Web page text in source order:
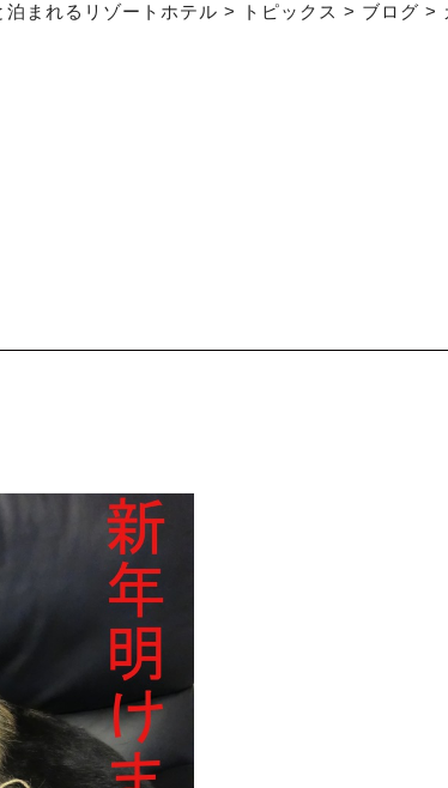
泊まれるリゾートホテル > トピックス > ブログ >